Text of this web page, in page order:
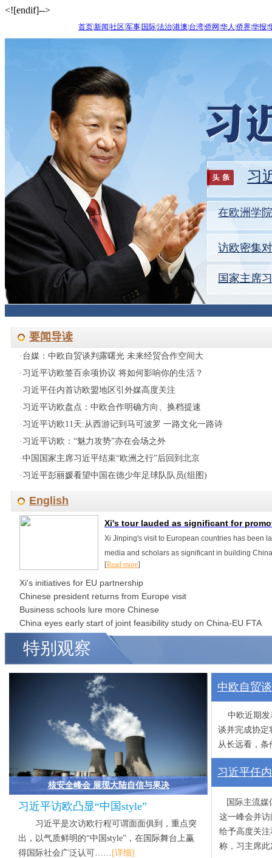
<![endif]-->
首页新闻 社区 军事 国际法治港澳 台湾侨网 华人 侨界华报
习
在欧洲学
访欧密集
国家主席
要闻导读
· 台媒：中欧自贸谈判露曙光 未来经贸合作空间大
· 习近平访欧签百余项协议 将如何影响你的生活？
· 习近平任内首访欧盟地区引外媒高度关注
· 习近平访欧盘点：中欧合作明确方向、换档提速
· 习近平访欧11天:从西游记到马可波罗 一路文化一路诗
· 习近平访欧：“魅力攻势”亦在会场之外
·中国国家主席习近平结束“欧洲之行”后回到北京
· 习近平彭丽媛看望中国在德少年足球队队员(组图)
English
Xi's tour lauded as significant for
Xi Jinping's visit to European countries has been
media and scholars as significant in building
[Read more]
Xi's initiatives for EU partnership
Chinese president returns from Europe visit
Business schools lure more Chinese
China eyes early start of joint feasibility study on China-EU FTA
特别观察
核安全峰会 展现大陆自信与果决
习近平访欧凸显“中国style”
习近平是次访欧行程可谓面面俱到，重点突
出，以气质鲜明的“中国style”，在国际舞台上赢
得国际社会广泛认可…… [详细]
中欧自贸
中欧近期发
谈并完成协定
从长远看，
习近平任
国际主流媒
这一峰会并
给予高度关
称，习主席